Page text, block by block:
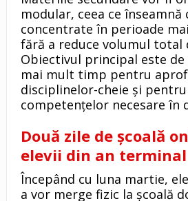
modular, ceea ce înseamnă
concentrate în perioade
fără a reduce volumul total
Obiectivul principal este
mai mult timp pentru
disciplinelor-cheie și
competențelor necesare în
Două zile de școală
elevii din an terminal
Începând cu luna martie,
a vor merge fizic la școală